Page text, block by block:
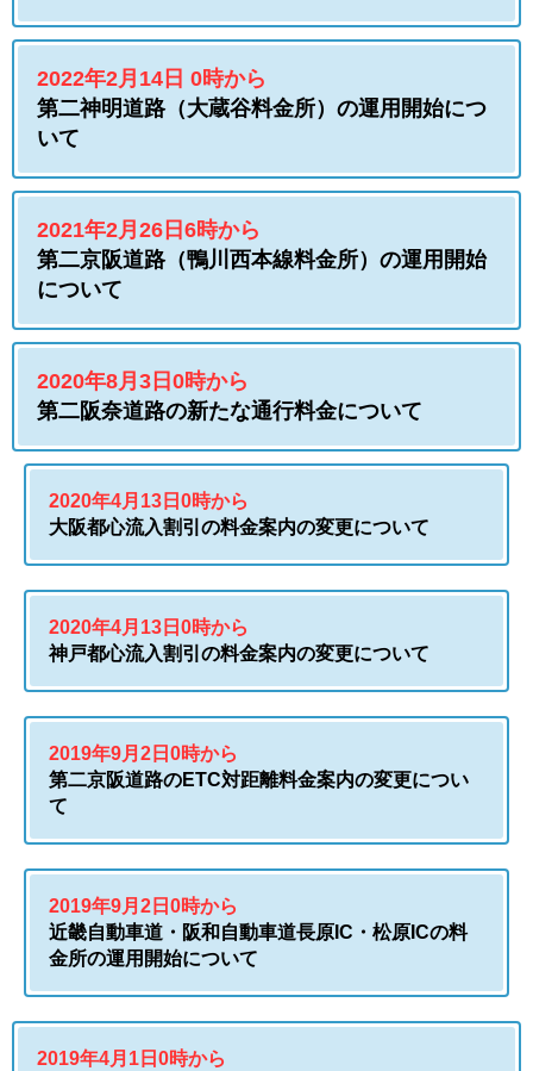
2022年2月14日 0時から
第二神明道路（大蔵谷料金所）の運用開始につ
いて
2021年2月26日6時から
第二京阪道路（鴨川西本線料金所）の運用開始
について
2020年8月3日0時から
第二阪奈道路の新たな通行料金について
2020年4月13日0時から
大阪都心流入割引の料金案内の変更について
2020年4月13日0時から
神戸都心流入割引の料金案内の変更について
2019年9月2日0時から
第二京阪道路のETC対距離料金案内の変更につい
て
2019年9月2日0時から
近畿自動車道・阪和自動車道長原IC・松原ICの料
金所の運用開始について
2019年4月1日0時から